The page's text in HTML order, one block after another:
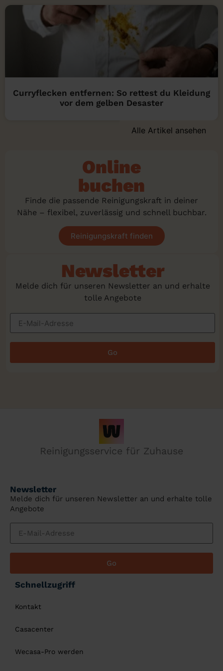
Curryflecken entfernen: So rettest du Kleidung
vor dem gelben Desaster
Alle Artikel ansehen
Online
buchen
Finde die passende Reinigungskraft in deiner
Nähe – flexibel, zuverlässig und schnell buchbar.
Reinigungskraft finden
Newsletter
Melde dich für unseren Newsletter an und erhalte
tolle Angebote
Go
Reinigungsservice für Zuhause
Newsletter
Melde dich für unseren Newsletter an und erhalte tolle
Angebote
Go
Schnellzugriff
Kontakt
Casacenter
Wecasa-Pro werden